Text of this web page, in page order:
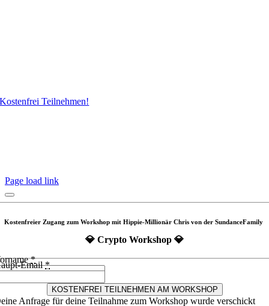
Kostenfrei Teilnehmen!
Page load link
Kostenfreier Zugang zum Workshop mit Hippie-Millionär Chris von der SundanceFamily
💎 Crypto Workshop 💎
*
Email*
KOSTENFREI TEILNEHMEN AM WORKSHOP
Anfrage für deine Teilnahme zum Workshop wurde verschickt